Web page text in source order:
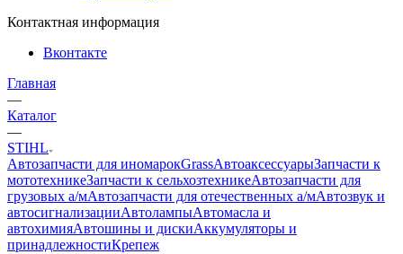
Контактная информация
Вконтакте
Главная
—
Каталог
—
STIHL
Автозапчасти для иномарокGrassАвтоаксессуарыЗапчасти к
мототехникеЗапчасти к сельхозтехникеАвтозапчасти для
грузовых а/мАвтозапчасти для отечественных а/мАвтозвук и
автосигнализацииАвтолампыАвтомасла и
автохимияАвтошины и дискиАккумуляторы и
принадлежностиКрепеж